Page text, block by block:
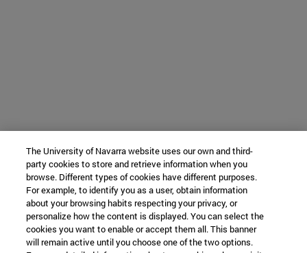
The University of Navarra website uses our own and third-
party cookies to store and retrieve information when you
browse. Different types of cookies have different purposes.
For example, to identify you as a user, obtain information
about your browsing habits respecting your privacy, or
personalize how the content is displayed. You can select the
cookies you want to enable or accept them all. This banner
will remain active until you choose one of the two options.